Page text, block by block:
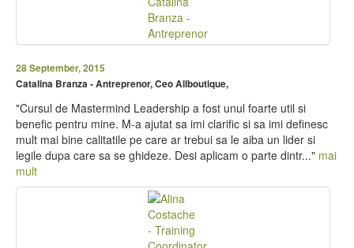
28 September, 2015
Catalina Branza - Antreprenor, Ceo Allboutique,
"Cursul de Mastermind Leadership a fost unul foarte util si
benefic pentru mine. M-a ajutat sa imi clarific si sa imi definesc
mult mai bine calitatile pe care ar trebui sa le aiba un lider si
legile dupa care sa se ghideze. Desi aplicam o parte dintr..." mai
mult